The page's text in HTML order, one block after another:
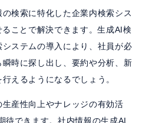
検索に特化した企業内検索シス
ことで解決できます。生成AI検
ステムの導入により、社員が必
時に探し出し、要約や分析、新
えるようになるでしょう。
産性向上やナレッジの有効活
待できます。社内情報の生成AI